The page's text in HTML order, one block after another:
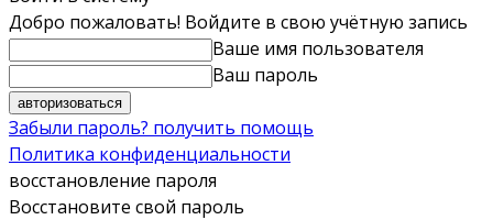
Добро пожаловать! Войдите в свою учётную запись
Ваше имя пользователя
Ваш пароль
Забыли пароль? получить помощь
Политика конфиденциальности
восстановление пароля
Восстановите свой пароль